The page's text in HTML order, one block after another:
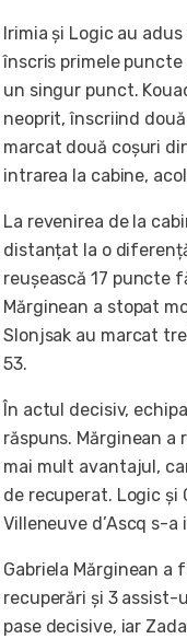
Irimia și Logic au
înscris primele
un singur punct.
neoprit, înscriind
marcat două coșuri
intrarea la cabine,
La revenirea de la
distanțat la o
reușească 17 puncte
Mărginean a stopat
Slonjsak au marcat
53.
În actul decisiv,
răspuns. Mărginean
mai mult avantajul,
de recuperat. Logic
Villeneuve d’Ascq s-a
Gabriela Mărginean
recuperări și 3 assist-
pase decisive, iar